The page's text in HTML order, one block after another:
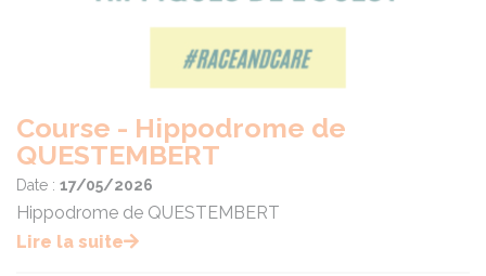
Course - Hippodrome de
QUESTEMBERT
Date : 17/05/2026
Hippodrome de QUESTEMBERT
Lire la suite